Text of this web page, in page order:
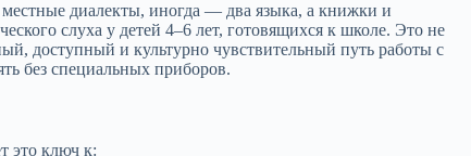
местные диалекты, иногда — два языка, а книжки и
слуха у детей 4–6 лет, готовящихся к школе. Это не
доступный и культурно чувствительный путь работы с
без специальных приборов.
это ключ к: